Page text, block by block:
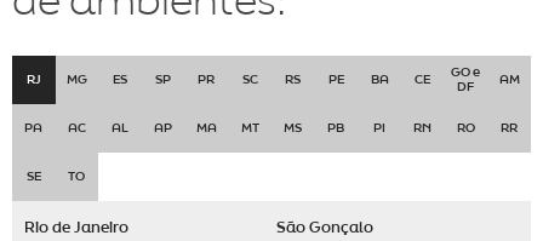
Consultoria de marketing olfativo para loja
Criação de aromas personalizados para lojas
RJ MG ES SP PR SC RS PE BA CE
GO e
DF
AM
PA AC AL AP MA MT MS PB PI RN RO RR
SE TO
Rio de Janeiro São Gonçalo